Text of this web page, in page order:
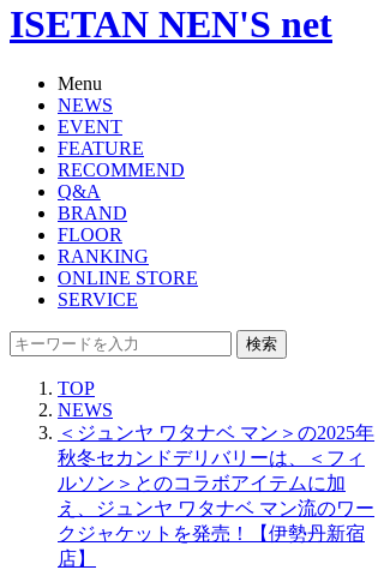
ISETAN NEN'S net
Menu
NEWS
EVENT
FEATURE
RECOMMEND
Q&A
BRAND
FLOOR
RANKING
ONLINE STORE
SERVICE
検索
TOP
NEWS
＜ジュンヤ ワタナベ マン＞の2025年
秋冬セカンドデリバリーは、＜フィ
ルソン＞とのコラボアイテムに加
え、ジュンヤ ワタナベ マン流のワー
クジャケットを発売！【伊勢丹新宿
店】